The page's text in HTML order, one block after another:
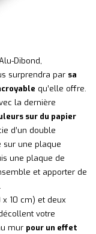
Dibond,
surprendra par sa
qu’elle offre.
la dernière
sur du papier
d’un double
sur une plaque
une plaque de
et apporter de
10 cm) et deux
votre
mur pour un effet